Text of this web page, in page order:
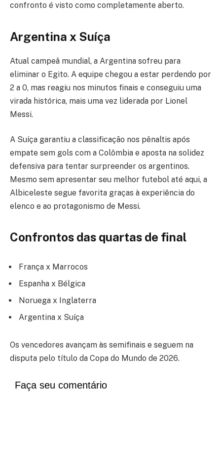
confronto é visto como completamente aberto.
Argentina x Suíça
Atual campeã mundial, a Argentina sofreu para
eliminar o Egito. A equipe chegou a estar perdendo por
2 a 0, mas reagiu nos minutos finais e conseguiu uma
virada histórica, mais uma vez liderada por Lionel
Messi.
A Suíça garantiu a classificação nos pênaltis após
empate sem gols com a Colômbia e aposta na solidez
defensiva para tentar surpreender os argentinos.
Mesmo sem apresentar seu melhor futebol até aqui, a
Albiceleste segue favorita graças à experiência do
elenco e ao protagonismo de Messi.
Confrontos das quartas de final
França x Marrocos
Espanha x Bélgica
Noruega x Inglaterra
Argentina x Suíça
Os vencedores avançam às semifinais e seguem na
disputa pelo título da Copa do Mundo de 2026.
Faça seu comentário